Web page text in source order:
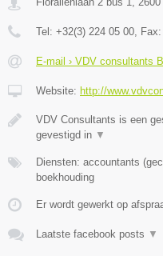
Tel: +32(3) 224 05 00 , Fax:
E-mail › VDV consultants
Website: http://
VDV Consultants is een
gevestigd in ▼
Diensten: accountants
boekhouding
Er wordt gewerkt op
Laatste facebook posts ▼